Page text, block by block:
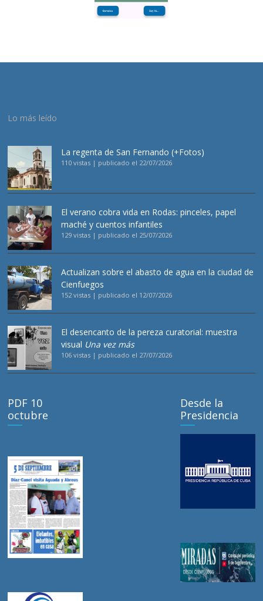
Lo más leído
La regenta de San Fernando (+Fotos)
110 vistas | publicado el 22/07/2026
El verano cobra vida en Rodas: pinceles, papel
maché y cuentos infantiles
129 vistas | publicado el 25/07/2026
Actualizan sobre el abasto de agua en la ciudad de
Cienfuegos
152 vistas | publicado el 12/07/2026
El desencanto de la pereza curatorial: muestra
visual Una vez más
106 vistas | publicado el 27/07/2026
PDF 10
octubre
Desde la
Presidencia